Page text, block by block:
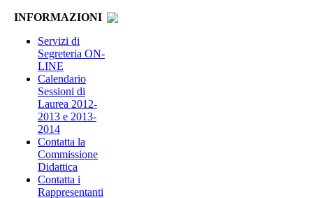
INFORMAZIONI
Servizi di
Segreteria ON-
LINE
Calendario
Sessioni di
Laurea 2012-
2013 e 2013-
2014
Contatta la
Commissione
Didattica
Contatta i
Rappresentanti